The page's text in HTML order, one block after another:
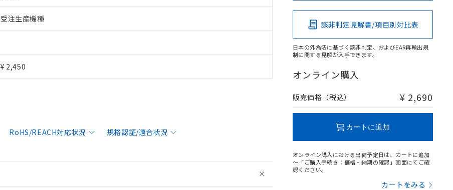
受注生産機種
¥ 2,450
RoHS/REACH対応状況 規格認証/適合状況
該非判定見解書/項目別対比表
日本の外為法に基づく該非判定、およびEAR再輸出規
制に関する見解が入手できます。
オンライン購入
販売価格（税込） ¥ 2,690
カートに追加
オンライン購入における出荷予定日は、カートに追加
～「ご購入手続き：価格・納期の確認」画面にてご確
認ください。
カートをみる